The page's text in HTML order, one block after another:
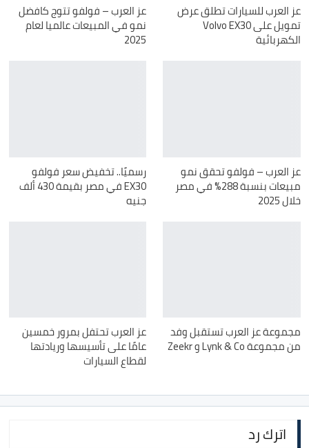
عز العرب للسيارات تطلق عرض
تمويل على Volvo EX30
الكهربائية
عز العرب – فولفو تتوج كافضل
نمو في المبيعات عالميا لعام
2025
عز العرب – فولفو تحقق نمو
مبيعات بنسبة 288% في مصر
خلال 2025
رسميًا.. تخفيض سعر فولفو
EX30 في مصر بقيمة 430 ألف
جنيه
مجموعة عز العرب تستقبل وفد
من مجموعة Lynk & Co و Zeekr
عز العرب تحتفل بمرور خمسين
عامًا على تأسيسها وريادتها
لقطاع السيارات
اترك رد